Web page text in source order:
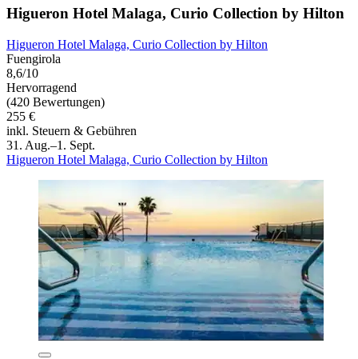
Higueron Hotel Malaga, Curio Collection by Hilton
Higueron Hotel Malaga, Curio Collection by Hilton
Fuengirola
8,6/10
Hervorragend
(420 Bewertungen)
255 €
inkl. Steuern & Gebühren
31. Aug.–1. Sept.
Higueron Hotel Malaga, Curio Collection by Hilton